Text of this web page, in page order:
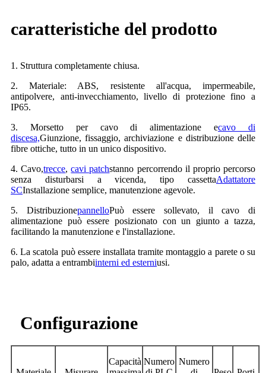
caratteristiche del prodotto
1. Struttura completamente chiusa.
2. Materiale: ABS, resistente all'acqua, impermeabile,
antipolvere, anti-invecchiamento, livello di protezione fino a
IP65.
3. Morsetto per cavo di alimentazione ecavo di
discesa,Giunzione, fissaggio, archiviazione e distribuzione delle
fibre ottiche, tutto in un unico dispositivo.
4. Cavo,trecce,cavi patchstanno percorrendo il proprio percorso
senza disturbarsi a vicenda, tipo cassettaAdattatore
SCInstallazione semplice, manutenzione agevole.
5. DistribuzionepannelloPuò essere sollevato, il cavo di
alimentazione può essere posizionato con un giunto a tazza,
facilitando la manutenzione e l'installazione.
6. La scatola può essere installata tramite montaggio a parete o su
palo, adatta a entrambiinterni ed esterniusi.
Configurazione
Capacità Numero Numero